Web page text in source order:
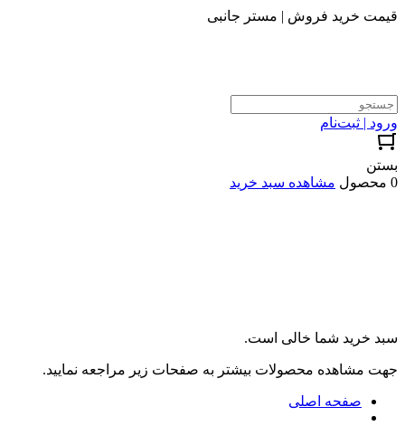
قیمت خرید فروش | مستر جانبی
ورود | ثبت‌نام
بستن
0 محصول
مشاهده سبد خرید
سبد خرید شما خالی است.
جهت مشاهده محصولات بیشتر به صفحات زیر مراجعه نمایید.
صفحه اصلی